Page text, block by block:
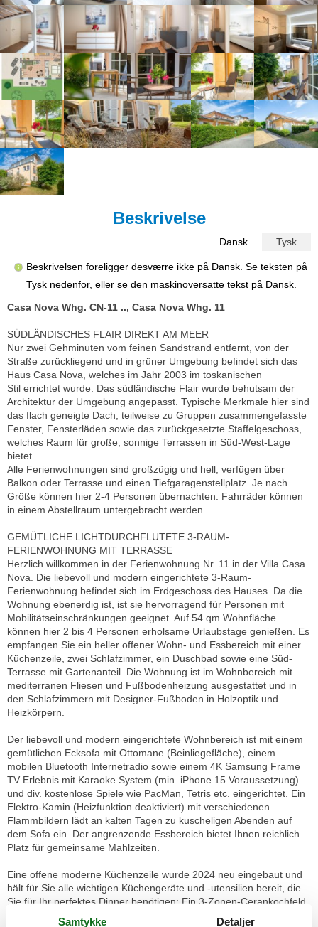
Beskrivelse
Dansk Tysk
Beskrivelsen foreligger desværre ikke på Dansk. Se teksten på
Tysk nedenfor, eller se den maskinoversatte tekst på Dansk.
Casa Nova Whg. CN-11 .., Casa Nova Whg. 11
SÜDLÄNDISCHES FLAIR DIREKT AM MEER
Nur zwei Gehminuten vom feinen Sandstrand entfernt, von der
Straße zurückliegend und in grüner Umgebung befindet sich das
Haus Casa Nova, welches im Jahr 2003 im toskanischen
Stil errichtet wurde. Das südländische Flair wurde behutsam der
Architektur der Umgebung angepasst. Typische Merkmale hier sind
das flach geneigte Dach, teilweise zu Gruppen zusammengefasste
Fenster, Fensterläden sowie das zurückgesetzte Staffelgeschoss,
welches Raum für große, sonnige Terrassen in Süd-West-Lage
bietet.
Alle Ferienwohnungen sind großzügig und hell, verfügen über
Balkon oder Terrasse und einen Tiefgaragenstellplatz. Je nach
Größe können hier 2-4 Personen übernachten. Fahrräder können
in einem Abstellraum untergebracht werden.
GEMÜTLICHE LICHTDURCHFLUTETE 3-RAUM-
FERIENWOHNUNG MIT TERRASSE
Herzlich willkommen in der Ferienwohnung Nr. 11 in der Villa Casa
Nova. Die liebevoll und modern eingerichtete 3-Raum-
Ferienwohnung befindet sich im Erdgeschoss des Hauses. Da die
Wohnung ebenerdig ist, ist sie hervorragend für Personen mit
Mobilitätseinschränkungen geeignet. Auf 54 qm Wohnfläche
können hier 2 bis 4 Personen erholsame Urlaubstage genießen. Es
empfangen Sie ein heller offener Wohn- und Essbereich mit einer
Küchenzeile, zwei Schlafzimmer, ein Duschbad sowie eine Süd-
Terrasse mit Gartenanteil. Die Wohnung ist im Wohnbereich mit
mediterranen Fliesen und Fußbodenheizung ausgestattet und in
den Schlafzimmern mit Designer-Fußboden in Holzoptik und
Heizkörpern.
Der liebevoll und modern eingerichtete Wohnbereich ist mit einem
gemütlichen Ecksofa mit Ottomane (Beinliegefläche), einem
mobilen Bluetooth Internetradio sowie einem 4K Samsung Frame
TV Erlebnis mit Karaoke System (min. iPhone 15 Voraussetzung)
und div. kostenlose Spiele wie PacMan, Tetris etc. eingerichtet. Ein
Elektro-Kamin (Heizfunktion deaktiviert) mit verschiedenen
Flammbildern lädt an kalten Tagen zu kuscheligen Abenden auf
dem Sofa ein. Der angrenzende Essbereich bietet Ihnen reichlich
Platz für gemeinsame Mahlzeiten.
Eine offene moderne Küchenzeile wurde 2024 neu eingebaut und
hält für Sie alle wichtigen Küchengeräte und -utensilien bereit, die
Sie für Ihr perfektes Dinner benötigen: Ein 3-Zonen-Cerankochfeld
mit Dunstabzug nach außen, ein Kombi-Backofen mit integrierter
Samtykke Detaljer